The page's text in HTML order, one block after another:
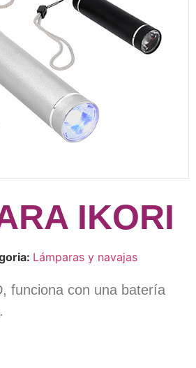
IKORI
Lámparas y navajas
funciona con una batería